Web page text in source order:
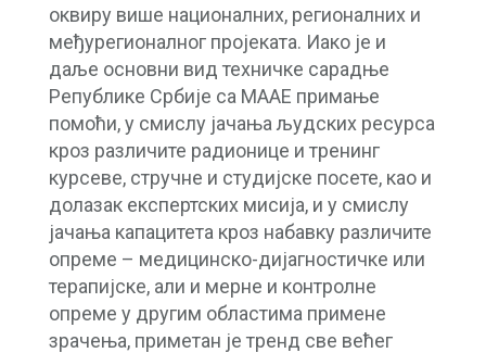
оквиру више националних, регионалних и
међурегионалног пројеката. Иако је и
даље основни вид техничке сарадње
Републике Србије са МААЕ примање
помоћи, у смислу јачања људских ресурса
кроз различите радионице и тренинг
курсеве, стручне и студијске посете, као и
долазак експертских мисија, и у смислу
јачања капацитета кроз набавку различите
опреме – медицинско-дијагностичке или
терапијске, али и мерне и контролне
опреме у другим областима примене
зрачења, приметан је тренд све већег